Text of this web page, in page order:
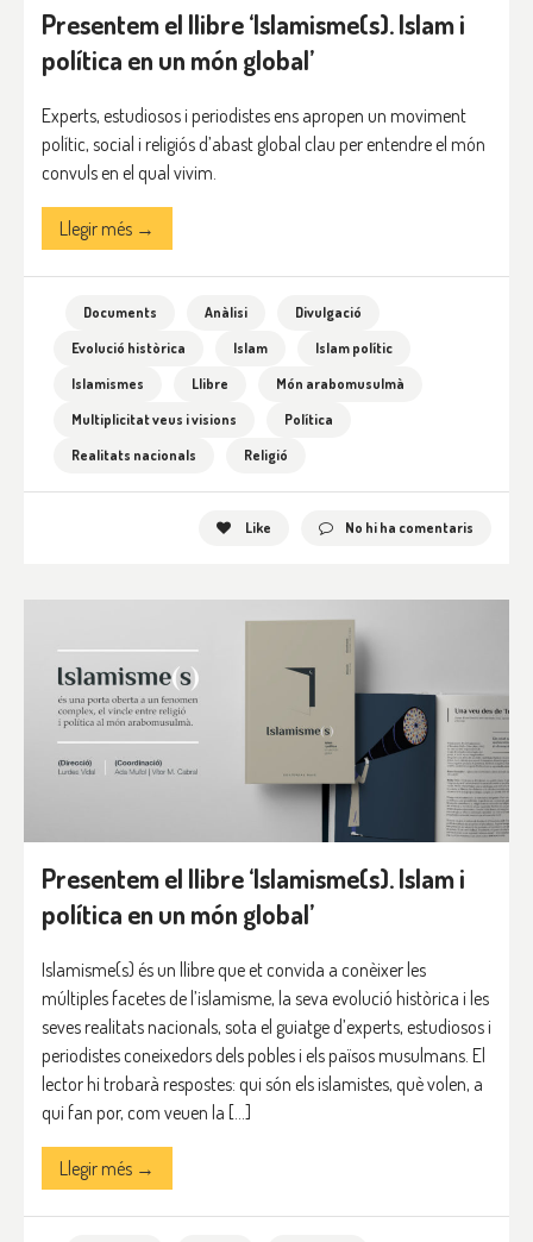
Presentem el llibre ‘Islamisme(s). Islam i
política en un món global’
Experts, estudiosos i periodistes ens apropen un moviment
polític, social i religiós d’abast global clau per entendre el món
convuls en el qual vivim.
Llegir més →
Documents Anàlisi
Divulgació
Evolució històrica
Islam
Islam polític
Islamismes
Llibre
Món arabomusulmà
Multiplicitat veus i visions
Política
Realitats nacionals
Religió
Like No hi ha comentaris
Presentem el llibre ‘Islamisme(s). Islam i
política en un món global’
Islamisme(s) és un llibre que et convida a conèixer les
múltiples facetes de l’islamisme, la seva evolució històrica i les
seves realitats nacionals, sota el guiatge d’experts, estudiosos i
periodistes coneixedors dels pobles i els països musulmans. El
lector hi trobarà respostes: qui són els islamistes, què volen, a
qui fan por, com veuen la […]
Llegir més →